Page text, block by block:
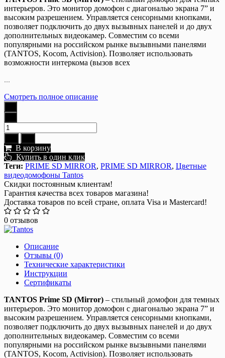
интерьеров. Это монитор домофон с диагональю экрана 7” и
высоким разрешением. Управляется сенсорными кнопками,
позволяет подключить до двух вызывных панелей и до двух
дополнительных видеокамер. Совместим со всеми
популярными на российском рынке вызывными панелями
(TANTOS, Kocom, Activision). Позволяет использовать
возможности интеркома (вызов всех
...
Смотреть полное описание
В корзину
Купить в один клик
Теги: PRIME SD MIRROR, PRIME SD MIRROR, Цветные
видеодомофоны Tantos
Скидки постоянным клиентам!
Гарантия качества всех товаров магазина!
Доставка товаров по всей стране, оплата Visa и Mastercard!
0 отзывов
Описание
Отзывы (0)
Технические характеристики
Инструкции
Сертификаты
TANTOS Prime SD (Mirror) – стильный домофон для темных
интерьеров. Это монитор домофон с диагональю экрана 7” и
высоким разрешением. Управляется сенсорными кнопками,
позволяет подключить до двух вызывных панелей и до двух
дополнительных видеокамер. Совместим со всеми
популярными на российском рынке вызывными панелями
(TANTOS, Kocom, Activision). Позволяет использовать